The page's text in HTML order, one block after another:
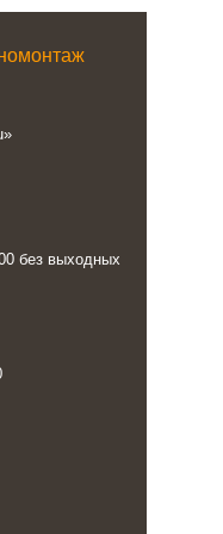
без выходных